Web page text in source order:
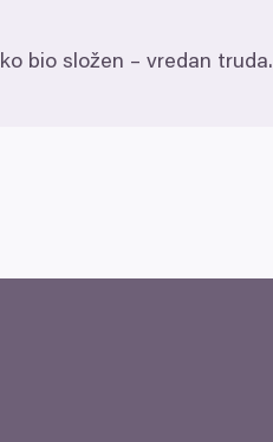
bio složen – vredan truda.